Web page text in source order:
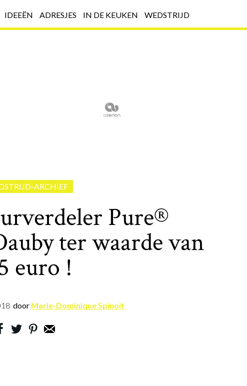
IDEEËN ADRESJES IN DE KEUKEN WEDSTRIJD
ARCHIEF
Pure®
ter waarde van
euro !
door Marie-Dominique Spinoit